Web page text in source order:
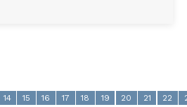
do processo de cu...
14 15 16 17 18 19 20 21 22